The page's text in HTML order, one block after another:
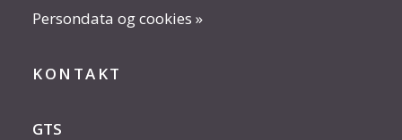
Persondata og cookies »
KONTAKT
GTS